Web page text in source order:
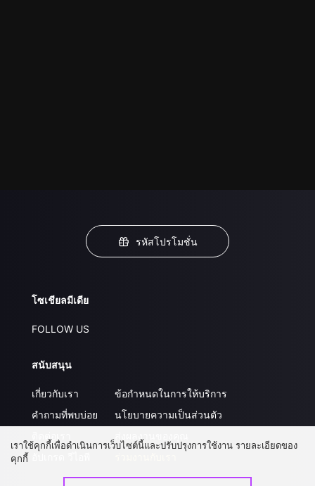
รหัสโปรโมชั่น
โซเชียลมีเดีย
FOLLOW US
สนับสนุน
เกี่ยวกับเรา
คำถามที่พบบ่อย
ข้อกำหนดในการให้บริการ
นโยบายความเป็นส่วนตัว
เราใช้คุกกี้เพื่อดำเนินการเว็บไซต์นี้และปรับปรุงการใช้งาน รายละเอียดของ
คุกกี้